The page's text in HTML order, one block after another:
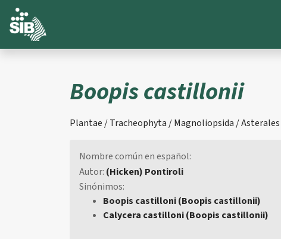
Boopis castillonii
Plantae / Tracheophyta / Magnoliopsida /
Nombre común en español:
Autor: (Hicken) Pontiroli
Sinónimos:
Boopis castilloni (Boopis castillonii)
Calycera castilloni (Boopis castillonii)